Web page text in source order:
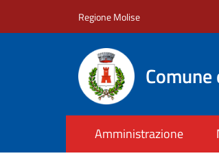
Regione Molise
Amministrazione